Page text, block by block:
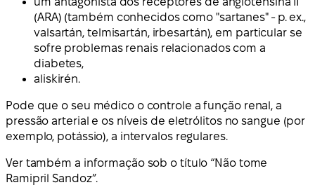
(ARA) (também conhecidos como "sartanes" - p. ex.,
valsartán, telmisartán, irbesartán), em particular se
sofre problemas renais relacionados com a
diabetes,
aliskirén.
Pode que o seu médico o controle a função renal, a
pressão arterial e os níveis de eletrólitos no sangue (por
exemplo, potássio), a intervalos regulares.
Ver também a informação sob o título “Não tome
Ramipril Sandoz”.